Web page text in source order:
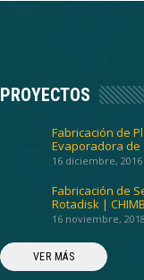
PROYECTOS
Fabricación de
Evaporadora de
16 diciembre, 2016
Fabricación de
Rotadisk |
OCEANO
16 noviembre, 2018
VER MÁS